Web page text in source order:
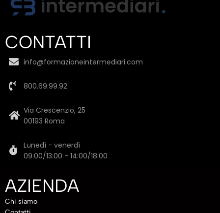
CONTATTI
info@formazioneintermediari.com
800.69.99.92
Via Crescenzio, 25
00193 Roma
Lunedì - venerdì
09:00/13:00 - 14:00/18:00
AZIENDA
Chi siamo